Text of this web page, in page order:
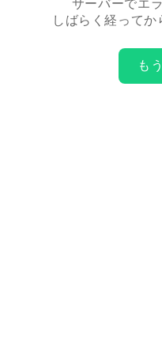
サーバーでエ
しばらく経ってか
も